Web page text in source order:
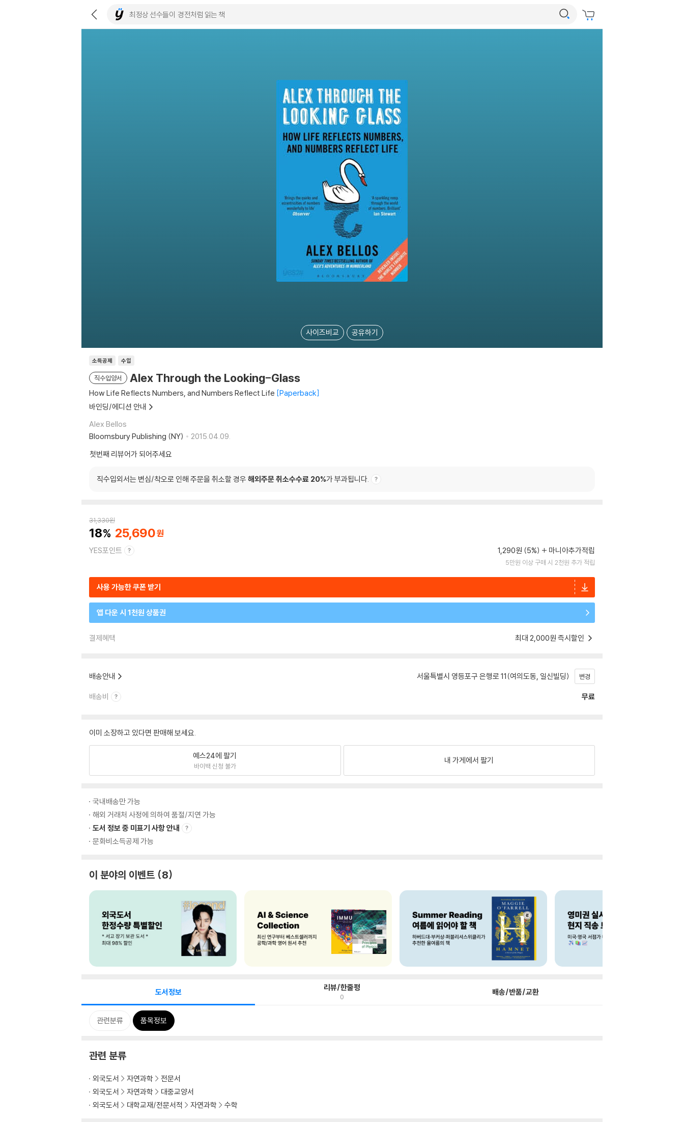
사이즈비교 공유하기
소득공제 수입
직수입양서 Alex Through the Looking-Glass
How Life Reflects Numbers, and Numbers Reflect Life Paperback
바인딩/에디션 안내
Alex Bellos
Bloomsbury Publishing (NY)
2015.04.09.
첫번째 리뷰어가 되어주세요
직수입외서는 변심/착오로 인해 주문을 취소할 경우 해외주문 취소수수료 20%가 부과됩니다.
31,330원
18 25,690
YES포인트 1,290원 (5%) 마니아추가적립
5만원 이상 구매 시 2천원 추가 적립
사용 가능한 쿠폰 받기
앱 다운 시 1천원 상품권
결제혜택 최대 2,000원 즉시할인
배송안내 서울특별시 영등포구 은행로 11(여의도동, 일신빌딩) 변경
배송비 무료
이미 소장하고 있다면 판매해 보세요.
예스24에 팔기
바이백 신청 불가
내 가게에서 팔기
국내배송만 가능
해외 거래처 사정에 의하여 품절/지연 가능
도서 정보 중 미표기 사항 안내
문화비소득공제 가능
이 분야의 이벤트 8
도서정보 리뷰/한줄평
0 배송/반품/교환
관련분류 품목정보
관련 분류
외국도서 자연과학
전문서
외국도서
자연과학
대중교양서
외국도서
대학교재/전문서적 자연과학 수학